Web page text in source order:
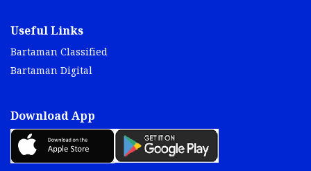
Useful Links
Bartaman Classified
Bartaman Digital
Download App